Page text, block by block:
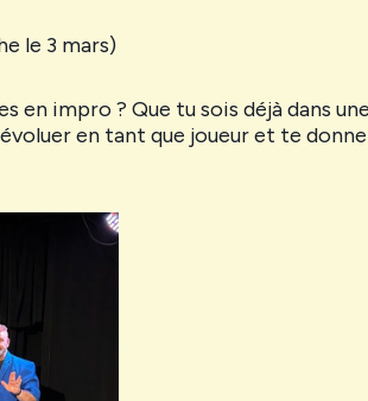
le 3 mars)
en impro ? Que tu sois déjà dans
en tant que joueur et te